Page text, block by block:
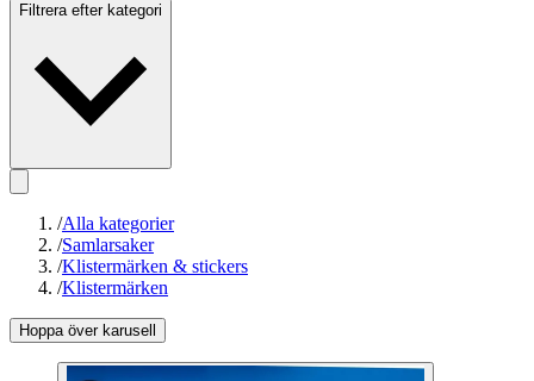
Filtrera efter kategori
/Alla kategorier
/Samlarsaker
/Klistermärken & stickers
/Klistermärken
Hoppa över karusell